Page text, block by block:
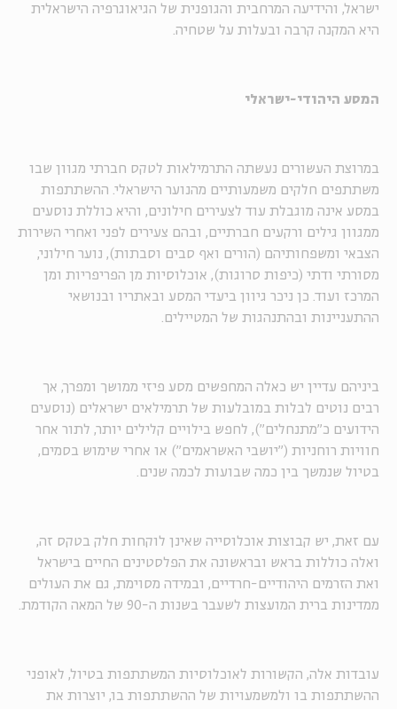
ישראל, והידיעה המרחבית והגופנית של הגיאוגרפיה הישראלית
היא המקנה קרבה ובעלות על שטחיה.
המסע היהודי-ישראלי
במרוצת העשורים נעשתה התרמילאות לטקס חברתי מגוון שבו
משתתפים חלקים משמעותיים מהנוער הישראלי. ההשתתפות
במסע אינה מוגבלת עוד לצעירים חילונים, והיא כוללת נוסעים
ממגוון גילים ורקעים חברתיים, ובהם צעירים לפני ואחרי השירות
הצבאי ומשפחותיהם (הורים ואף סבים וסבתות), נוער חילוני,
מסורתי ודתי (כיפות סרוגות), אוכלוסיות מן הפריפריות ומן
המרכז ועוד. כן ניכר גיוון ביעדי המסע ובאתריו ובנושאי
ההתעניינות ובהתנהגות של המטיילים.
ביניהם עדיין יש כאלה המחפשים מסע פיזי ממושך ומפרך, אך
רבים נוטים לבלות במובלעות של תרמילאים ישראלים (נוסעים
הידועים כ"מתנחלים"), לחפש בילויים קלילים יותר, לתור אחר
חוויות רוחניות ("יושבי האשראמים") או אחרי שימוש בסמים,
בטיול שנמשך בין כמה שבועות לכמה שנים.
עם זאת, יש קבוצות אוכלוסייה שאינן לוקחות חלק בטקס זה,
ואלה כוללות בראש ובראשונה את הפלסטינים החיים בישראל
ואת הזרמים היהודיים-חרדיים, ובמידה מסוימת, גם את העולים
ממדינות ברית המועצות לשעבר בשנות ה-90 של המאה הקודמת.
עובדות אלה, הקשורות לאוכלוסיות המשתתפות בטיול, לאופני
ההשתתפות בו ולמשמעויות של ההשתתפות בו, יוצרות את